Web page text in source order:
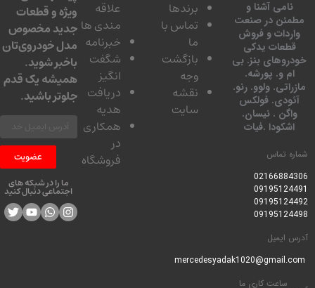
آشنا و
در صنعت
و فروش
یدکی
بنز. بی
و. پورشه.
ولوو. رنو.
فولکس
. نیسان.
.فیات
تماس
ساعت کاری ما
برندها
تماس با
بازگشت
نقشه
سایت
مندی ها
خبرنامه
شگفت
دریافت
همکاری
فروشگاه
ویژه و قطعات
جدید مخصوص
مدل خودروی‌تان
باخبر شوید.
همیشه یک قدم
جلوتر باشید.
عضویت
ما را در شبکه های
اجتماعی دنبال کنید